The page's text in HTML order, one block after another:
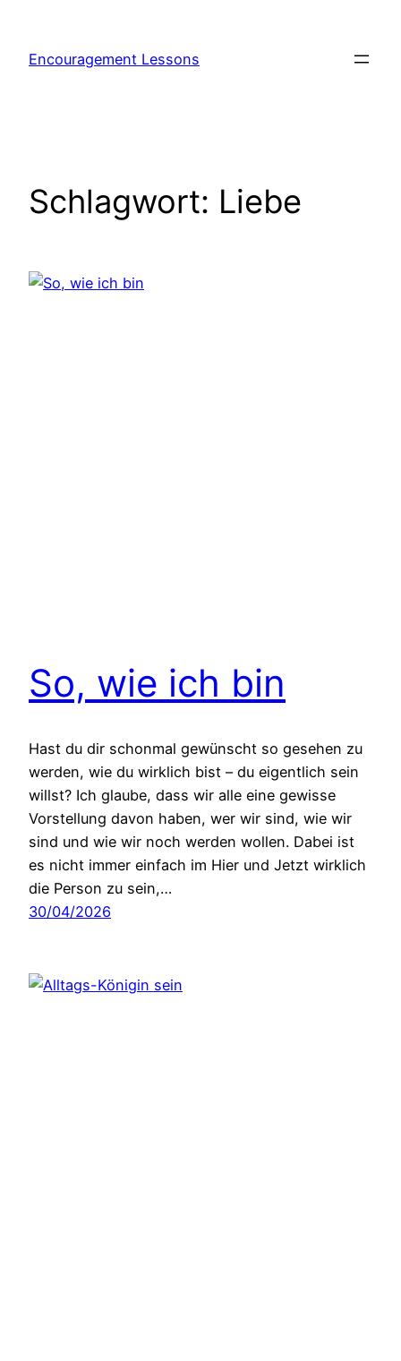
springen
Encouragement Lessons
Schlagwort: Liebe
So, wie ich bin
Hast du dir schonmal gewünscht so gesehen zu
werden, wie du wirklich bist – du eigentlich sein
willst? Ich glaube, dass wir alle eine gewisse
Vorstellung davon haben, wer wir sind, wie wir
sind und wie wir noch werden wollen. Dabei ist
es nicht immer einfach im Hier und Jetzt wirklich
die Person zu sein,…
30/04/2026